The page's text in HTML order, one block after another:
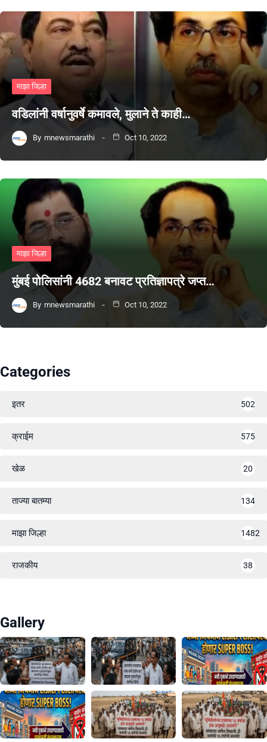
माझा जिल्हा
वडिलांनी वर्षानुवर्षे कमावले, मुलाने ते काही…
By mnewsmarathi Oct 10, 2022
माझा जिल्हा
मुंबई पोलिसांनी 4682 बनावट प्रतिज्ञापत्रे जप्त…
By mnewsmarathi Oct 10, 2022
Categories
इतर 502
क्राईम 575
खेळ 20
ताज्या बातम्या 134
माझा जिल्हा 1482
राजकीय 38
Gallery